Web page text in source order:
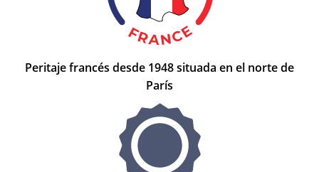
Peritaje francés desde 1948 situada en el norte de
París